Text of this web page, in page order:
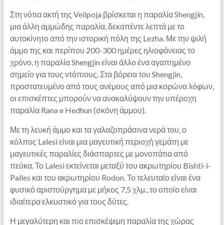
Στη νότια ακτή της Velipoja βρίσκεται η παραλία Shengjin,
μια άλλη αμμώδης παραλία, δεκαπέντε λεπτά με το
αυτοκίνητο από την ιστορική πόλη της Lezha. Με την ψιλή
άμμο της και περίπου 200-300 ημέρες ηλιοφάνειας το
χρόνο, η παραλία Shengjin είναι άλλο ένα αγαπημένο
σημείο για τους ντόπιους. Στα βόρεια του Shengjin,
προστατευμένο από τους ανέμους από μια κορώνα λόφων,
οι επισκέπτες μπορούν να ανακαλύψουν την υπέροχη
παραλία Rana e Hedhun (σκόνη άμμου).
Με τη λευκή άμμο και τα γαλαζοπράσινα νερά του, ο
κόλπος Lalesi είναι μια μαγευτική περιοχή γεμάτη με
μαγευτικές παραλίες διάσπαρτες με μονοπάτια από
πεύκα. Το Lalesi εκτείνεται μεταξύ του ακρωτηρίου Bishti-i-
Palles και του ακρωτηρίου Rodon. Το τελευταίο είναι ένα
φυσικό αριστούργημα με μήκος 7,5 χλμ., το οποίο είναι
ιδιαίτερα ελκυστικό για τους δύτες.
Η μεγαλύτερη και πιο επισκέψιμη παραλία της χώρας